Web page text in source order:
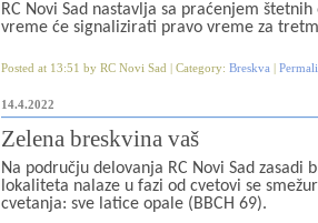
RC Novi Sad nastavlja sa praćenjem
vreme će signalizirati pravo vreme za
Posted at 13:51 by RC Novi Sad | Category: Breskva
14.4.2022
Zelena breskvina vaš
Na području delovanja RC Novi Sad
lokaliteta nalaze u fazi od cvetovi se
cvetanja: sve latice opale (BBCH 69).